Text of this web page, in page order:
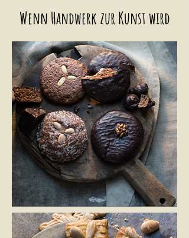
Wenn Handwerk zur Kunst wird